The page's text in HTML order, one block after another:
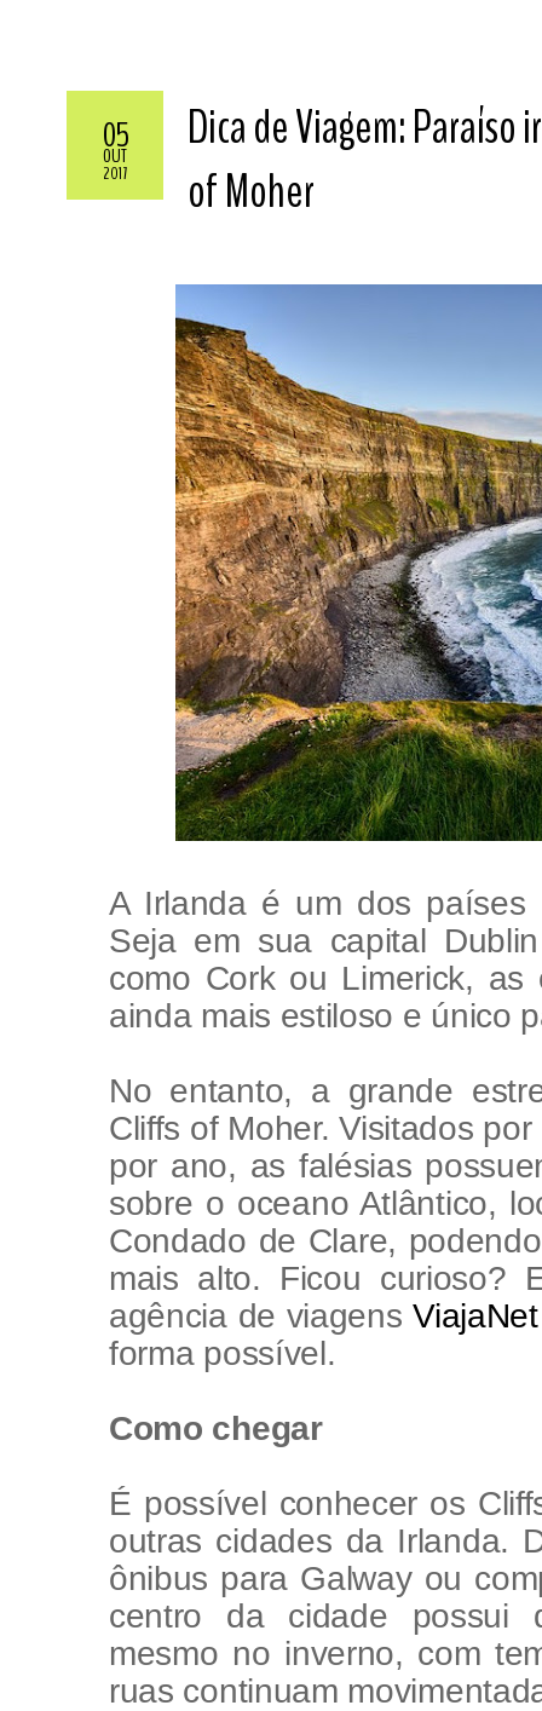
05
OUT
2017
Dica de Viagem: Paraíso
of Moher
A Irlanda é um dos países
Seja em sua capital
como Cork ou Limerick,
ainda mais estiloso e único
No entanto, a grande
Cliffs of Moher. Visitados
por ano, as falésias
sobre o oceano Atlântico,
Condado de Clare,
mais alto. Ficou curioso?
agência de viagensViajaNet
forma possível.
Como chegar
É possível conhecer os
outras cidades da Irlanda.
ônibus para Galway ou
centro da cidade possui
mesmo no inverno, com
ruas continuam